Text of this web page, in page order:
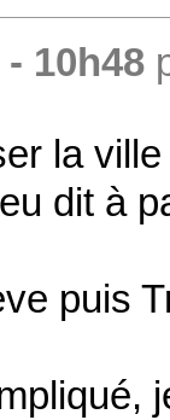
- 10h48
la
dit à
puis